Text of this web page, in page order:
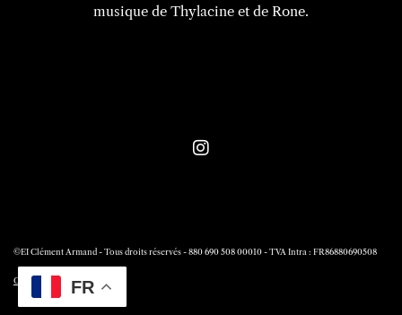
musique de Thylacine et de Rone.
©EI Clément Armand - Tous droits réservés - 880 690 508 00010 - TVA Intra : FR86880690508
CGV FR